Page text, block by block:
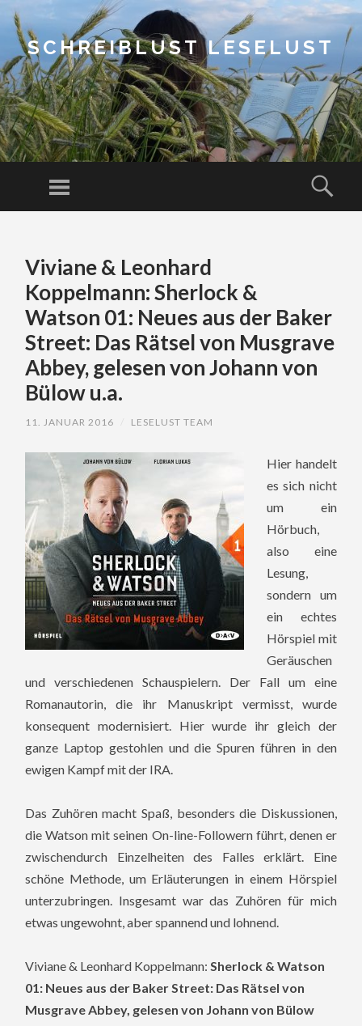
SCHREIBLUST LESELUST
Menu
CONTENT
Viviane & Leonhard
Koppelmann: Sherlock &
Watson 01: Neues aus der Baker
Street: Das Rätsel von Musgrave
Abbey, gelesen von Johann von
Bülow u.a.
11. JANUAR 2016 LESELUST TEAM
Hier handelt
es sich nicht
um ein
Hörbuch,
also eine
Lesung,
sondern um
ein echtes
Hörspiel mit
Geräuschen
und verschiedenen Schauspielern. Der Fall um eine
Romanautorin, die ihr Manuskript vermisst, wurde
konsequent modernisiert. Hier wurde ihr gleich der
ganze Laptop gestohlen und die Spuren führen in den
ewigen Kampf mit der IRA.
Das Zuhören macht Spaß, besonders die Diskussionen,
die Watson mit seinen On-line-Followern führt, denen er
zwischendurch Einzelheiten des Falles erklärt. Eine
schöne Methode, um Erläuterungen in einem Hörspiel
unterzubringen. Insgesamt war das Zuhören für mich
etwas ungewohnt, aber spannend und lohnend.
Viviane & Leonhard Koppelmann:Sherlock & Watson
01: Neues aus der Baker Street: Das Rätsel von
Musgrave Abbey, gelesen von Johann von Bülow